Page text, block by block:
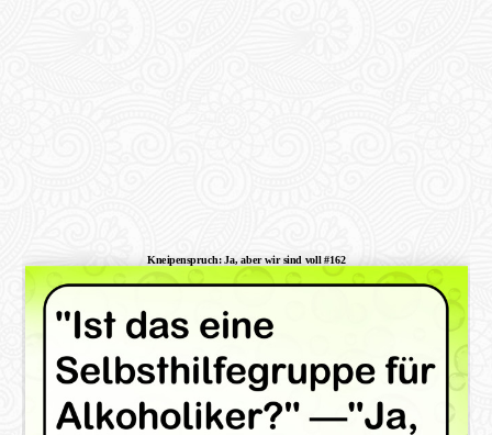
Kneipenspruch: Ja, aber wir sind voll #162